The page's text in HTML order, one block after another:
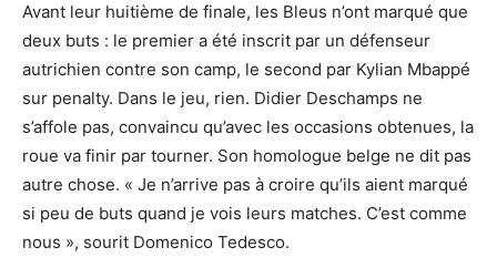
Avant leur huitième de finale, les Bleus n’ont marqué que
deux buts : le premier a été inscrit par un défenseur
autrichien contre son camp, le second par Kylian Mbappé
sur penalty. Dans le jeu, rien. Didier Deschamps ne
s’affole pas, convaincu qu’avec les occasions obtenues, la
roue va finir par tourner. Son homologue belge ne dit pas
autre chose. « Je n’arrive pas à croire qu’ils aient marqué
si peu de buts quand je vois leurs matches. C’est comme
nous », sourit Domenico Tedesco.